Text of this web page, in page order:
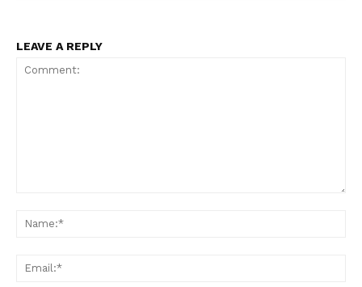
LEAVE A REPLY